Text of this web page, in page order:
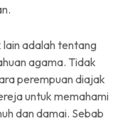
adalah tentang
agama. Tidak
perempuan diajak
untuk memahami
dan damai. Sebab